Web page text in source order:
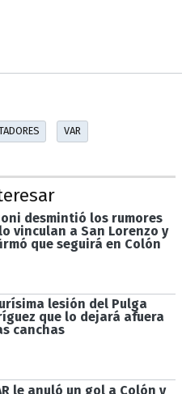
VAR
desmintió los rumores
vinculan a San Lorenzo y
que seguirá en Colón
lesión del Pulga
que lo dejará afuera
canchas
le anuló un gol a Colón y